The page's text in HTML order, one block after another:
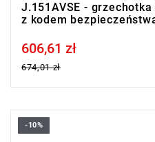
J.151AVSE -
z kodem
Price tax included
606,61 zł
674,01 zł
Zabierak kwadratowy 1/4" - 6,35
-10%